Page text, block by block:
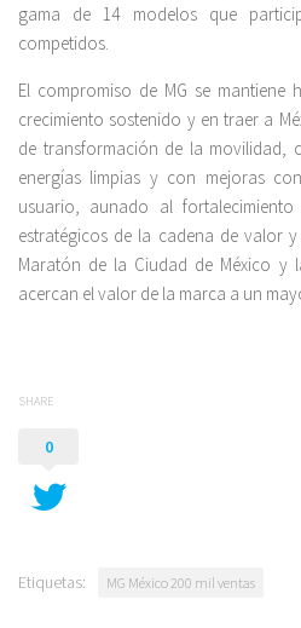
gama de 14 modelos que
competidos.
El compromiso de MG se
crecimiento sostenido y en traer a
de transformación de la movilidad,
energías limpias y con mejoras
usuario, aunado al
estratégicos de la cadena de valor
Maratón de la Ciudad de México y
acercan el valor de la marca a un
SHARE
0
Etiquetas: MG México 200 mil ventas